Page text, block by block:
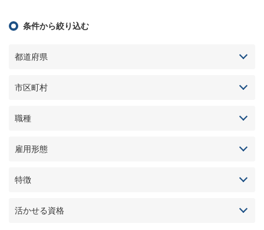
条件から絞り込む
都道府県
市区町村
職種
雇用形態
特徴
活かせる資格